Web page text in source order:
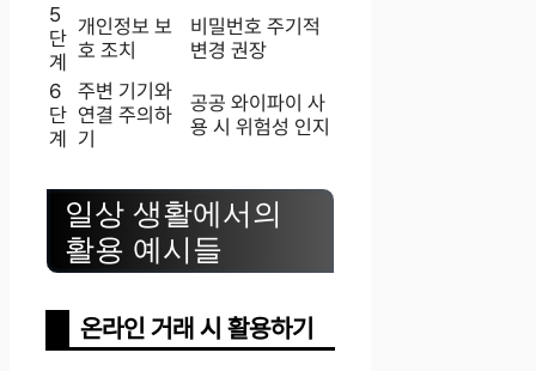
5
단
계
개인정보 보
호 조치
비밀번호 주기적
변경 권장
6
단
계
주변 기기와
연결 주의하
기
공공 와이파이 사
용 시 위험성 인지
일상 생활에서의
활용 예시들
온라인 거래 시 활용하기